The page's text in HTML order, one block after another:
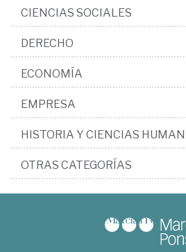
CIENCIAS SOCIALES
DERECHO
ECONOMÍA
EMPRESA
HISTORIA Y CIENCIAS
OTRAS CATEGORÍAS